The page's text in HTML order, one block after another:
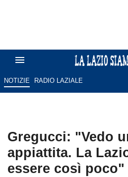
NOTIZIE RADIO LAZIALE
Gregucci: "Vedo
appiattita. La
essere così poco"